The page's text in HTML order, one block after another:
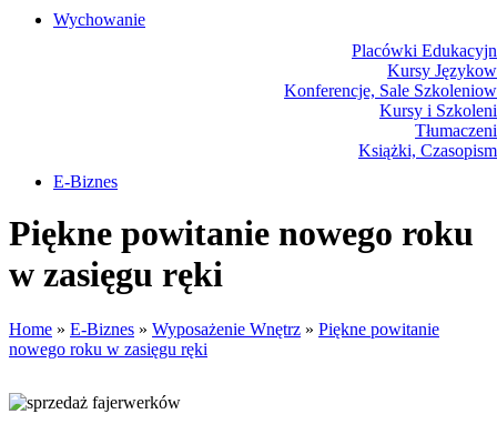
Wychowanie
Placówki
Kursy
Konferencje, Sale
Kursy i
Książki,
E-Biznes
Dla
Piękne powitanie nowego roku
w zasięgu ręki
Home » E-Biznes » Wyposażenie Wnętrz » Piękne powitanie
nowego roku w zasięgu ręki